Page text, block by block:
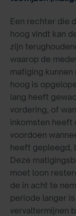
Een rechter die
hoog vindt kan
zijn
waarop de
matiging
hoog is
lang heeft
vordering, of
inkomsten heeft
voordoen
heeft gepleegd,
Deze
moet loon
de in acht te
periode langer is
vervaltermijnen